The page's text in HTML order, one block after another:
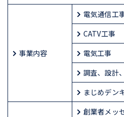
事業内容
電気通信工
CATV工事
電気工事
調査、設計
まじめデン
創業者メッ